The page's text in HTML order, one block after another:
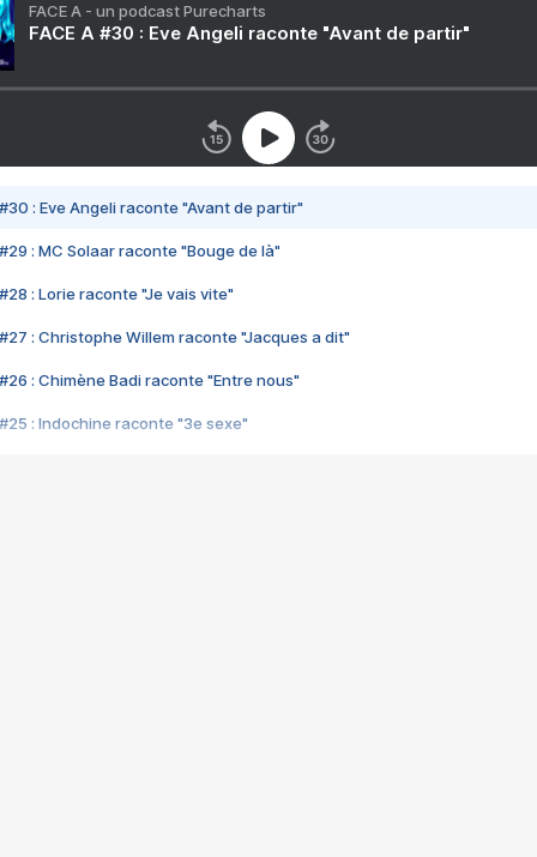
FACE A - un podcast Purecharts
FACE A #30 : Eve Angeli raconte "Avant de partir"
#30 : Eve Angeli raconte "Avant de partir"
#29 : MC Solaar raconte "Bouge de là"
#28 : Lorie raconte "Je vais vite"
#27 : Christophe Willem raconte "Jacques a dit"
#26 : Chimène Badi raconte "Entre nous"
#25 : Indochine raconte "3e sexe"